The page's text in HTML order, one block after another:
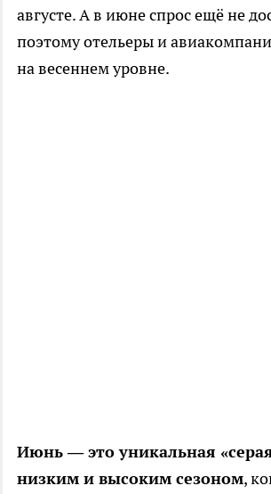
августе. А в июне спрос ещё не
поэтому отельеры и
на весеннем уровне.
Июнь — это уникальная
низким и высоким сезоном,